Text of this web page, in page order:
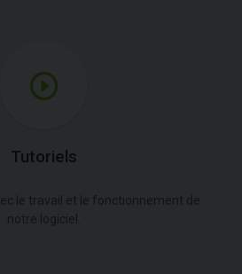
Tutoriels
le travail et le fonctionnement de
notre logiciel.